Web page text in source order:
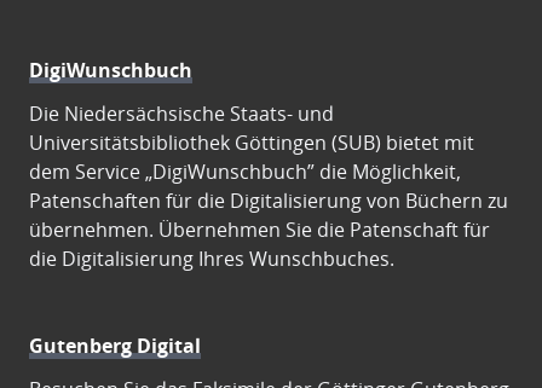
DigiWunschbuch
Die Niedersächsische Staats- und
Universitätsbibliothek Göttingen (SUB) bietet mit
dem Service „DigiWunschbuch” die Möglichkeit,
Patenschaften für die Digitalisierung von Büchern zu
übernehmen. Übernehmen Sie die Patenschaft für
die Digitalisierung Ihres Wunschbuches.
Gutenberg Digital